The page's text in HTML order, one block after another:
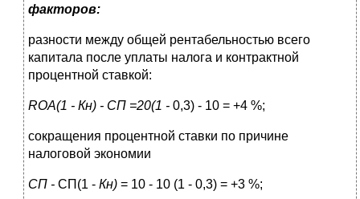
факторов:
разности между общей рентабельностью всего
капитала после уплаты налога и контрактной
процентной ставкой:
ROA(1 - Кн) - СП =20(1 - 0,3) - 10 = +4 %;
сокращения процентной ставки по причине
налоговой экономии
СП - СП(1 - Кн) = 10 - 10 (1 - 0,3) = +3 %;